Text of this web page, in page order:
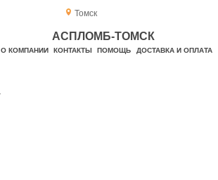
Томск
АСПЛОМБ-ТОМСК
О КОМПАНИИ КОНТАКТЫ ПОМОЩЬ ДОСТАВКА И ОПЛАТА